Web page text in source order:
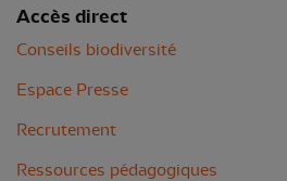
Accès direct
Conseils biodiversité
Espace Presse
Recrutement
Ressources pédagogiques